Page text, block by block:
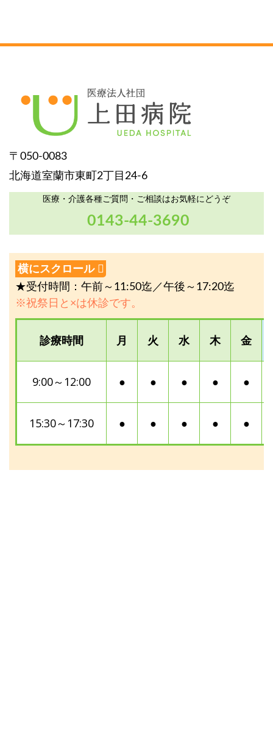
〒050-0083
北海道室蘭市東町2丁目24-6
医療・介護各種ご質問・ご相談はお気軽にどうぞ
0143-44-3690
★受付時間：午前～11:50迄／午後～17:20迄
※祝祭日と×は休診です。
診療時間 月 火 水 木 金
9:00～12:00 ● ● ● ● ●
15:30～17:30 ● ● ● ● ●